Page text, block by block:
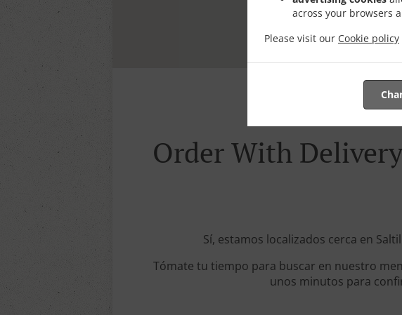
across your browsers
Please visit our Cookie policy
Order With
Sí, estamos localizados cerca en
Tómate tu tiempo para buscar en nuestro
unos minutos para